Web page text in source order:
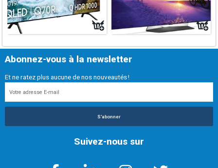
Abonnez-vous à la newsletter
Et ne ratez plus aucune de nos nouveautés !
S'abonner
Suivez-nous sur